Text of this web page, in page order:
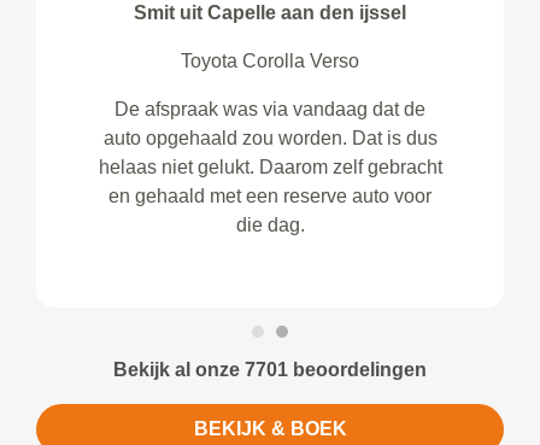
Smit uit Capelle aan den ijssel
Toyota Corolla Verso
De afspraak was via vandaag dat de
auto opgehaald zou worden. Dat is dus
helaas niet gelukt. Daarom zelf gebracht
en gehaald met een reserve auto voor
die dag.
Bekijk al onze 7701 beoordelingen
BEKIJK & BOEK